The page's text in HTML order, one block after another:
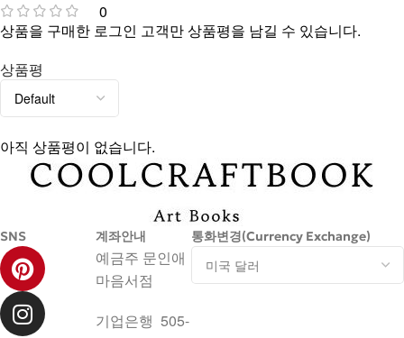
0
상품평
아직 상품평이 없습니다.
상품을 구매한 로그인 고객만 상품평을 남길 수 있습니다.
SNS 계좌안내
예금주 문인애
마음서점
기업은행 505-
통화변경(Currency Exchange)